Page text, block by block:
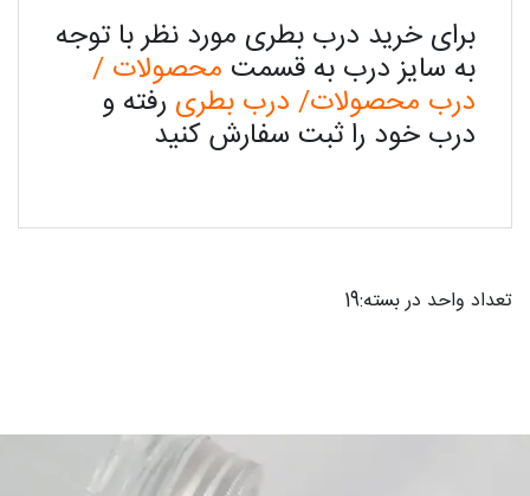
برای خرید درب بطری مورد نظر با توجه
به سایز درب به قسمت محصولات /
درب محصولات/ درب بطری رفته و
درب خود را ثبت سفارش کنید
تعداد واحد در بسته:19